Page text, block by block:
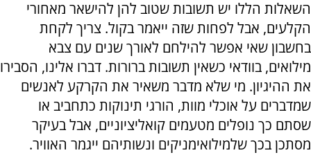
השאלות הללו יש תשובות שטוב להן להישאר מאחורי
הקלעים, אבל לפחות שזה ייאמר בקול. צריך לקחת
בחשבון שאי אפשר להילחם לאורך שנים עם צבא
מילואים, בוודאי כשאין תשובות ברורות. דברו אלינו, הסבירו
את ההיגיון. מי שלא מדבר משאיר את הקרקע לאנשים
שמדברים על אוכלי מוות, הורגי תינוקות כתחביב או
שסתם כך נופלים מטעמים קואליציוניים, אבל בעיקר
מסתכן בכך שלמילואימניקים ונשותיהם ייגמר האוויר.